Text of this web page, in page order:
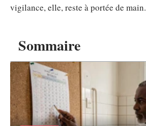
Sommaire
vigilance, elle, reste à portée de main.